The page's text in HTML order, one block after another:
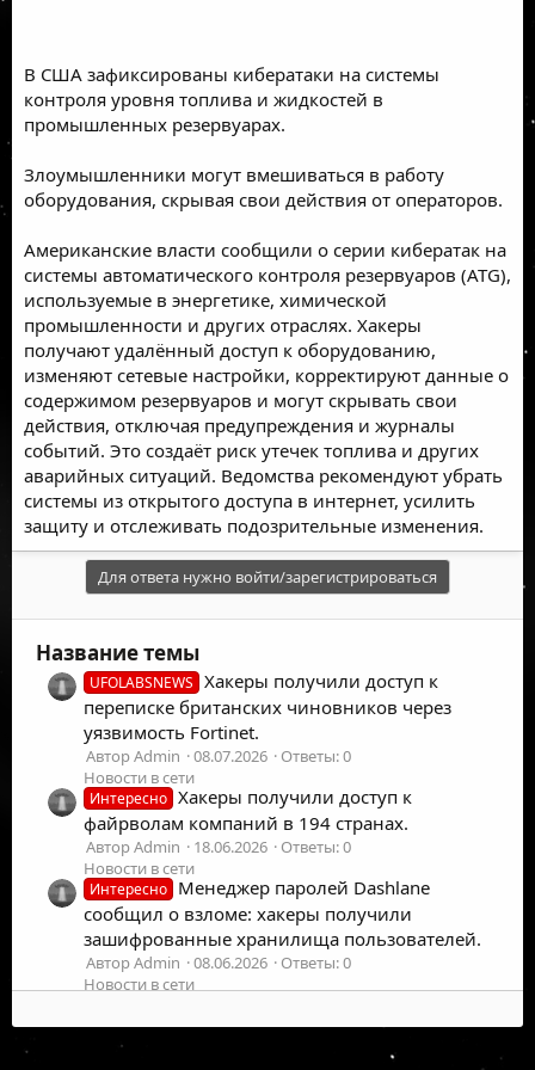
В США зафиксированы кибератаки на системы
контроля уровня топлива и жидкостей в
промышленных резервуарах.
Злоумышленники могут вмешиваться в работу
оборудования, скрывая свои действия от операторов.
Американские власти сообщили о серии кибератак на
системы автоматического контроля резервуаров (ATG),
используемые в энергетике, химической
промышленности и других отраслях. Хакеры
получают удалённый доступ к оборудованию,
изменяют сетевые настройки, корректируют данные о
содержимом резервуаров и могут скрывать свои
действия, отключая предупреждения и журналы
событий. Это создаёт риск утечек топлива и других
аварийных ситуаций. Ведомства рекомендуют убрать
системы из открытого доступа в интернет, усилить
защиту и отслеживать подозрительные изменения.
Для ответа нужно войти/зарегистрироваться
Название темы
UFOLABSNEWS
Хакеры получили доступ к
переписке британских чиновников через
уязвимость Fortinet.
Автор Admin 08.07.2026
Ответы: 0
Новости в сети
Интересно Хакеры получили доступ к
файрволам компаний в 194 странах.
Автор Admin 18.06.2026
Ответы: 0
Новости в сети
Интересно Менеджер паролей Dashlane
сообщил о взломе: хакеры получили
зашифрованные хранилища пользователей.
Автор Admin 08.06.2026
Ответы: 0
Новости в сети
подрядчика израильской армии и получили
доступ к данным о военных операциях.
UFOLabs. Все права защищены.